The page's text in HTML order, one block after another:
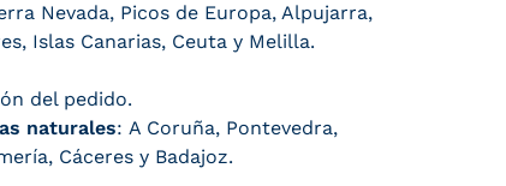
Nevada, Picos de Europa, Alpujarra,
Islas Canarias, Ceuta y Melilla.
del pedido.
naturales: A Coruña, Pontevedra,
Cáceres y Badajoz.